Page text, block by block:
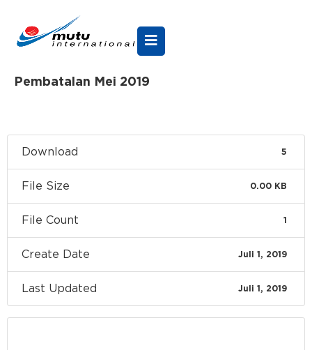
Pembatalan Mei 2019
Download 5
File Size 0.00 KB
File Count 1
Create Date Juli 1, 2019
Last Updated Juli 1, 2019